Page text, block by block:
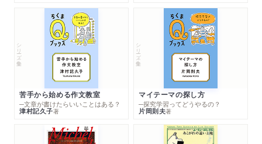
シリーズ・全集
苦手から始める作文教室
─文章が書けたらいいことはある？
津村記久子著
シリーズ・全集
マイテーマの探し方
─探究学習ってどうやるの？
片岡則夫著